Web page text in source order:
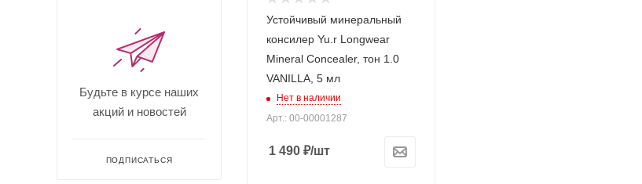
Устойчивый минеральный
консилер Yu.r Longwear
Mineral Concealer, тон 1.0
VANILLA, 5 мл
Нет в наличии
Арт.: 00-00001287
1 490 ₽/шт
Будьте в курсе наших
акций и новостей
ПОДПИСАТЬСЯ